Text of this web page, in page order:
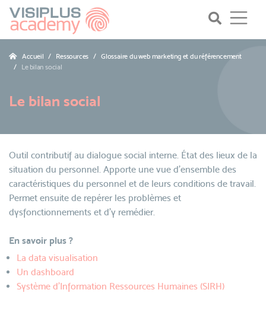
Accueil Ressources
Glossaire du web marketing et du référencement
Le bilan social
Le bilan social
Outil contributif au dialogue social interne. État des lieux de la
situation du personnel. Apporte une vue d'ensemble des
caractéristiques du personnel et de leurs conditions de travail.
Permet ensuite de repérer les problèmes et
dysfonctionnements et d'y remédier.
En savoir plus ?
La data visualisation
Un dashboard
Système d'Information Ressources Humaines (SIRH)